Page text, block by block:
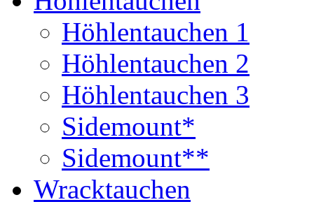
Höhlentauchen 1
Höhlentauchen 2
Höhlentauchen 3
Sidemount*
Sidemount**
Wracktauchen